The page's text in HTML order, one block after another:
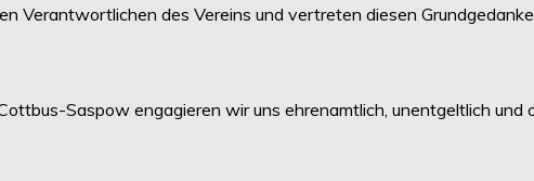
Verantwortlichen des Vereins und vertreten diesen
Saspow engagieren wir uns ehrenamtlich, unentgeltlich und